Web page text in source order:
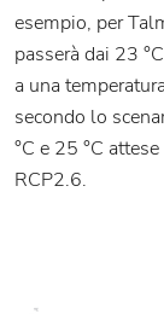
esempio, per
passerà dai 23
a una
secondo lo
°C e 25 °C
RCP2.6.